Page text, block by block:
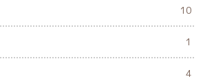
10
1
4